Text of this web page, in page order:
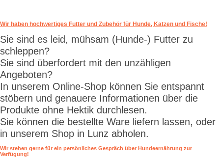
Wir haben hochwertiges Futter und Zubehör für Hunde, Katzen und Fische!
Sie sind es leid, mühsam (Hunde-) Futter zu
schleppen?
Sie sind überfordert mit den unzähligen
Angeboten?
In unserem Online-Shop können Sie entspannt
stöbern und genauere Informationen über die
Produkte ohne Hektik durchlesen.
Sie können die bestellte Ware liefern lassen, oder
in unserem Shop in Lunz abholen.
Wir stehen gerne für ein persönliches Gespräch über Hundeernährung zur
Verfügung!